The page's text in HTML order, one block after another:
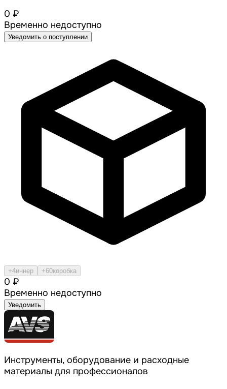
0 ₽
Временно недоступно
Уведомить о поступлении
+4иннер +60коробка
0 ₽
Временно недоступно
Уведомить
Инструменты, оборудование и расходные
материалы для профессионалов